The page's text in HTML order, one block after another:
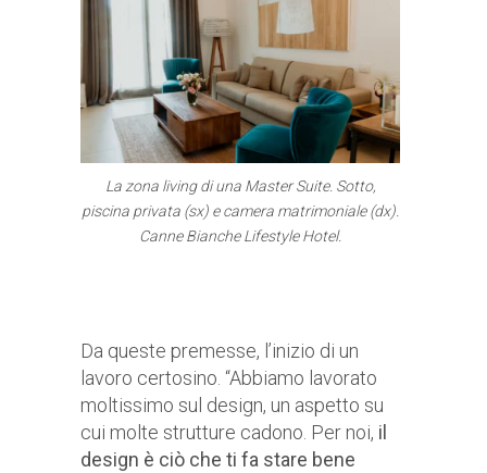
La zona living di una Master Suite. Sotto,
piscina privata (sx) e camera matrimoniale (dx).
Canne Bianche Lifestyle Hotel.
Da queste premesse, l’inizio di un
lavoro certosino. “Abbiamo lavorato
moltissimo sul design, un aspetto su
cui molte strutture cadono. Per noi, il
design è ciò che ti fa stare bene